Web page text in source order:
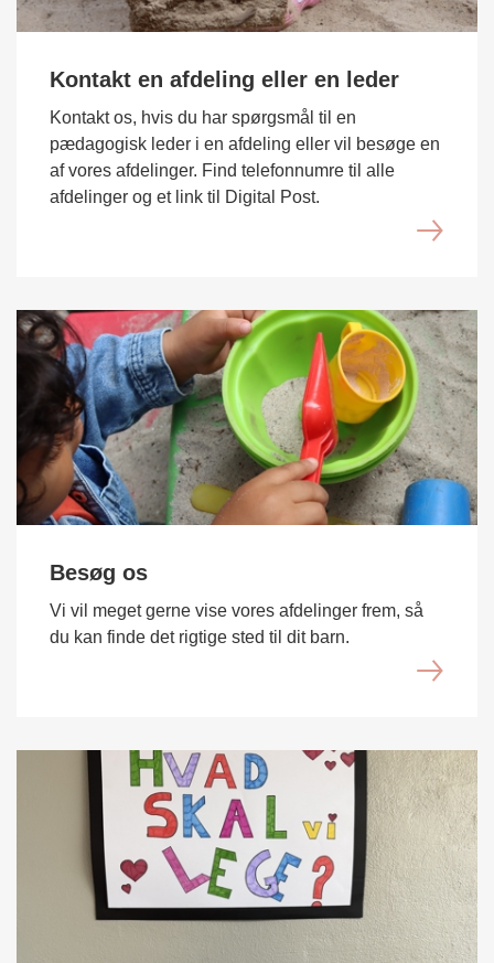
Kontakt en afdeling eller en leder
Kontakt os, hvis du har spørgsmål til en
pædagogisk leder i en afdeling eller vil besøge en
af vores afdelinger. Find telefonnumre til alle
afdelinger og et link til Digital Post.
Besøg os
Vi vil meget gerne vise vores afdelinger frem, så
du kan finde det rigtige sted til dit barn.